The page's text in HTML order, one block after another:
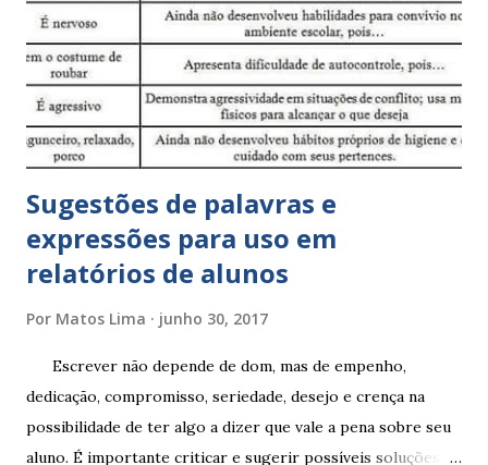
m
n
t
r
Sugestões de palavras e
expressões para uso em
relatórios de alunos
Por Matos Lima junho 30, 2017
Escrever não depende de dom, mas de empenho,
dedicação, compromisso, seriedade, desejo e crença na
possibilidade de ter algo a dizer que vale a pena sobre seu
aluno. É importante criticar e sugerir possíveis soluções.